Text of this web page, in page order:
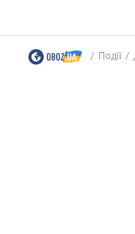
Події